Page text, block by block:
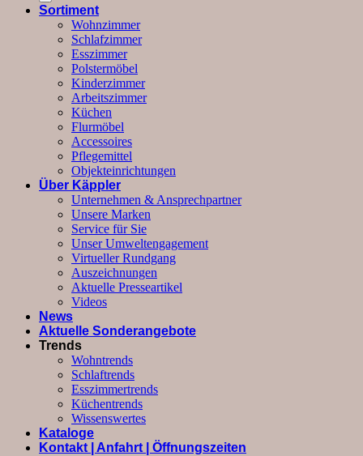
Sortiment
Wohnzimmer
Schlafzimmer
Esszimmer
Polstermöbel
Kinderzimmer
Arbeitszimmer
Küchen
Flurmöbel
Accessoires
Pflegemittel
Objekteinrichtungen
Über Käppler
Unternehmen & Ansprechpartner
Unsere Marken
Service für Sie
Unser Umweltengagement
Virtueller Rundgang
Auszeichnungen
Aktuelle Presseartikel
Videos
News
Aktuelle Sonderangebote
Trends
Wohntrends
Schlaftrends
Esszimmertrends
Küchentrends
Wissenswertes
Kataloge
Kontakt | Anfahrt | Öffnungszeiten